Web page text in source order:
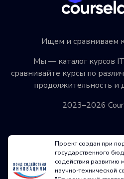
Ищем и сравниваем
Мы — каталог курсов
сравнивайте курсы по
продолжительность и
2023–2026
Проект создан при
государственного
содействия
научно-технической